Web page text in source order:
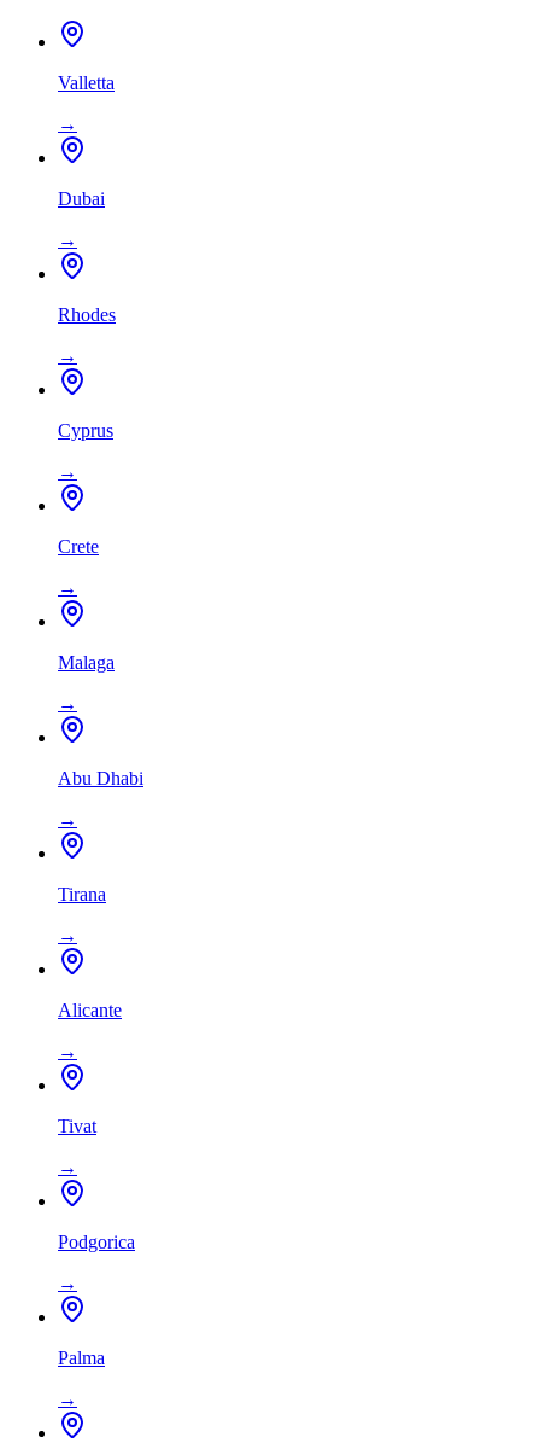
Valletta
→
Dubai
→
Rhodes
→
Cyprus
→
Crete
→
Malaga
→
Abu Dhabi
→
Tirana
→
Alicante
→
Tivat
→
Podgorica
→
Palma
→